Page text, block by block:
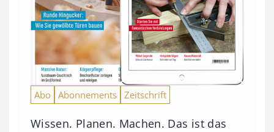
Abo Abonnements Zeitschrift
Wissen. Planen. Machen. Das ist das